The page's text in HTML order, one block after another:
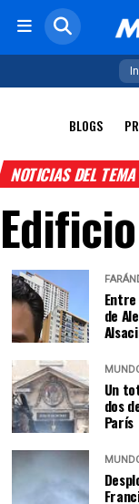
BLOGS
NOTICIAS DEL TEMA
Edificio
de
Un
dos
París